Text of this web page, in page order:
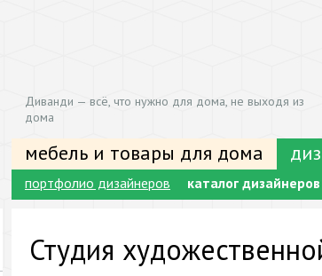
Диванди — всё, что нужно для дома, не выходя из
дома
мебель и товары для дома
портфолио дизайнеров каталог
Студия